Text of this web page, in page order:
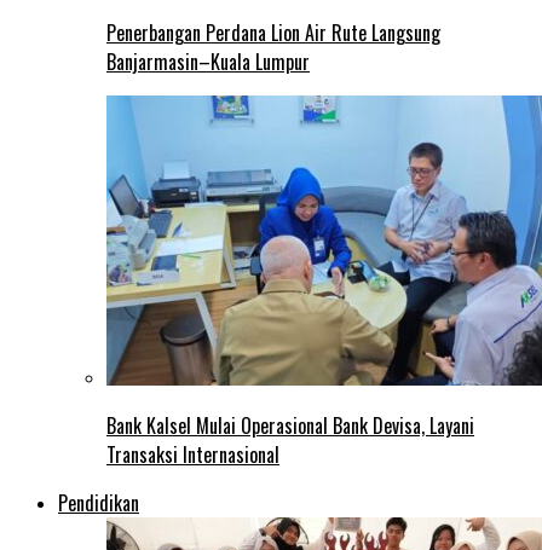
Penerbangan Perdana Lion Air Rute Langsung
Banjarmasin–Kuala Lumpur
Bank Kalsel Mulai Operasional Bank Devisa, Layani
Transaksi Internasional
Pendidikan